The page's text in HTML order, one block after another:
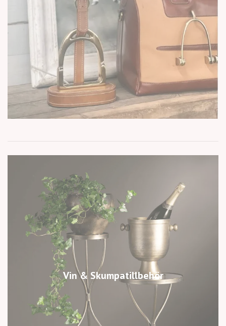
Vin & Skumpatillbehör